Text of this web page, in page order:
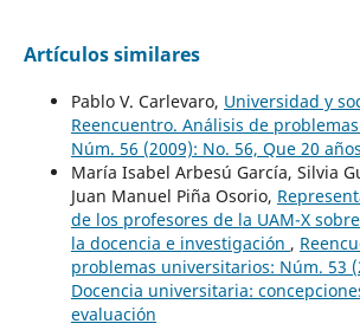
Artículos similares
Pablo V. Carlevaro, Universidad y
Reencuentro. Análisis de
Núm. 56 (2009): No. 56, Que 20
María Isabel Arbesú García, Silvia
Juan Manuel Piña Osorio,
de los profesores de la UAM-X
la docencia e investigación ,
problemas universitarios: Núm. 53
Docencia universitaria:
evaluación